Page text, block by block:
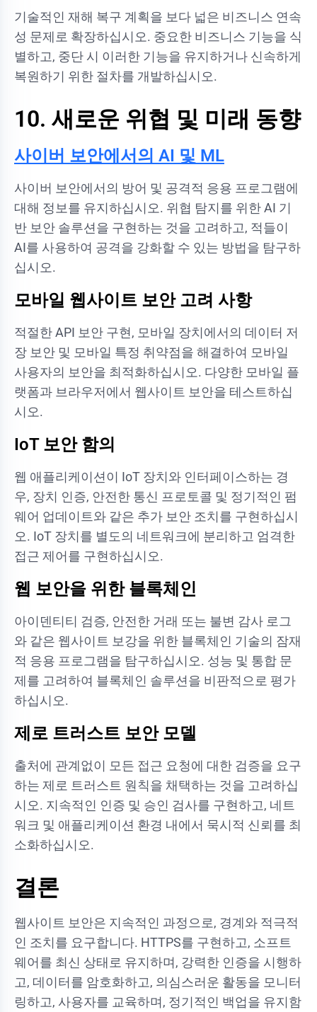
기술적인 재해 복구 계획을 보다 넓은 비즈니스 연속
성 문제로 확장하십시오. 중요한 비즈니스 기능을 식
별하고, 중단 시 이러한 기능을 유지하거나 신속하게
복원하기 위한 절차를 개발하십시오.
10. 새로운 위협 및 미래 동향
사이버 보안에서의 AI 및 ML
사이버 보안에서의 방어 및 공격적 응용 프로그램에
대해 정보를 유지하십시오. 위협 탐지를 위한 AI 기
반 보안 솔루션을 구현하는 것을 고려하고, 적들이
AI를 사용하여 공격을 강화할 수 있는 방법을 탐구하
십시오.
모바일 웹사이트 보안 고려 사항
적절한 API 보안 구현, 모바일 장치에서의 데이터 저
장 보안 및 모바일 특정 취약점을 해결하여 모바일
사용자의 보안을 최적화하십시오. 다양한 모바일 플
랫폼과 브라우저에서 웹사이트 보안을 테스트하십
시오.
IoT 보안 함의
웹 애플리케이션이 IoT 장치와 인터페이스하는 경
우, 장치 인증, 안전한 통신 프로토콜 및 정기적인 펌
웨어 업데이트와 같은 추가 보안 조치를 구현하십시
오. IoT 장치를 별도의 네트워크에 분리하고 엄격한
접근 제어를 구현하십시오.
웹 보안을 위한 블록체인
아이덴티티 검증, 안전한 거래 또는 불변 감사 로그
와 같은 웹사이트 보강을 위한 블록체인 기술의 잠재
적 응용 프로그램을 탐구하십시오. 성능 및 통합 문
제를 고려하여 블록체인 솔루션을 비판적으로 평가
하십시오.
제로 트러스트 보안 모델
출처에 관계없이 모든 접근 요청에 대한 검증을 요구
하는 제로 트러스트 원칙을 채택하는 것을 고려하십
시오. 지속적인 인증 및 승인 검사를 구현하고, 네트
워크 및 애플리케이션 환경 내에서 묵시적 신뢰를 최
소화하십시오.
결론
웹사이트 보안은 지속적인 과정으로, 경계와 적극적
인 조치를 요구합니다. HTTPS를 구현하고, 소프트
웨어를 최신 상태로 유지하며, 강력한 인증을 시행하
고, 데이터를 암호화하고, 의심스러운 활동을 모니터
링하고, 사용자를 교육하며, 정기적인 백업을 유지함